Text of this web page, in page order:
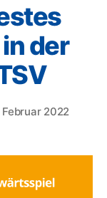
der
Februar 2022